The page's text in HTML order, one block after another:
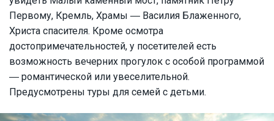
Первому, Кремль, Храмы ― Василия Блаженного,
Христа спасителя. Кроме осмотра
достопримечательностей, у посетителей есть
возможность вечерних прогулок с особой программой
― романтической или увеселительной.
Предусмотрены туры для семей с детьми.